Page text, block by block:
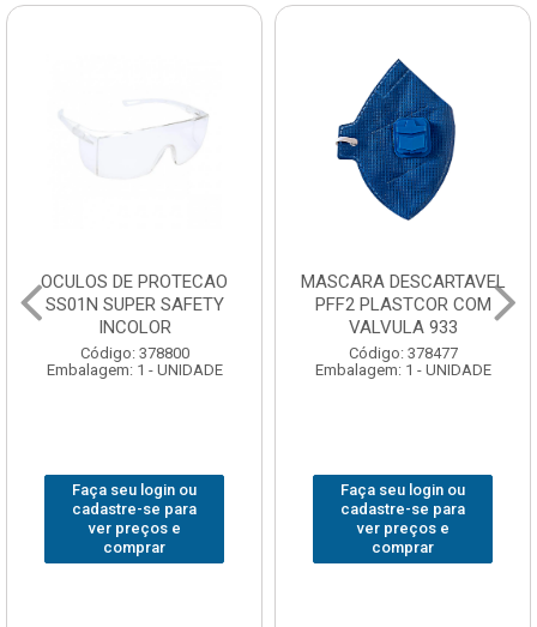
OCULOS DE PROTECAO
SS01N SUPER SAFETY
INCOLOR
Código: 378800
Embalagem: 1 - UNIDADE
Faça seu login ou
cadastre-se para
ver preços e
comprar
MASCARA DESCARTAVEL
PFF2 PLASTCOR COM
VALVULA 933
Código: 378477
Embalagem: 1 - UNIDADE
Faça seu login ou
cadastre-se para
ver preços e
comprar